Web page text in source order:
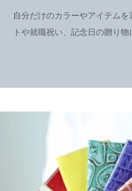
自分だけのカラーやアイテム
トや就職祝い、記念日の贈り物